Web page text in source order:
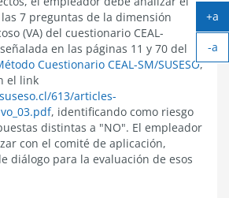
7 preguntas de la dimensión
(VA) del cuestionario CEAL-
señalada en las páginas 11 y 70 del
Cuestionario CEAL-SM/SUSESO,
el link
613/articles-
, identificando como riesgo
distintas a "NO". El empleador
con el comité de aplicación,
diálogo para la evaluación de esos
+a
-a